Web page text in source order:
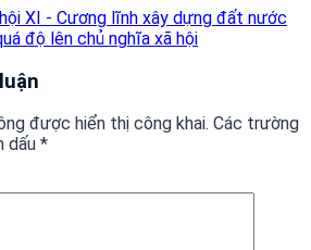
XI - Cương lĩnh xây dựng đất nước
độ lên chủ nghĩa xã hội
được hiển thị công khai. Các trường
dấu *